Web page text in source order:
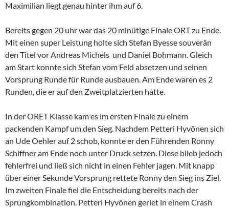
Maximilian liegt genau hinter ihm auf 6.
Bereits gegen 20 uhr war das 20 minütige Finale ORT zu Ende.
Mit einen super Leistung holte sich Stefan Byesse souverän
den Titel vor Andreas Michels und Daniel Bohmann. Gleich
am Start konnte sich Stefan vom Feld absetzen und seinen
Vorsprung Runde für Runde ausbauen. Am Ende waren es 2
Runden, die er auf den Zweitplatzierten hatte.
In der ORET Klasse kam es im ersten Finale zu einem
packenden Kampf um den Sieg. Nachdem Petteri Hyvönen sich
an Ude Oehler auf 2 schob, konnte er den Führenden Ronny
Schiffner am Ende noch unter Druck setzen. Diese blieb jedoch
fehlerfrei und ließ sich nicht in einen Fehler jagen. Mit knapp
über einer Sekunde Vorsprung rettete Ronny den Sieg ins Ziel.
Im zweiten Finale fiel die Entscheidung bereits nach der
Sprungkombination. Petteri Hyvönen geriet in einem Crash